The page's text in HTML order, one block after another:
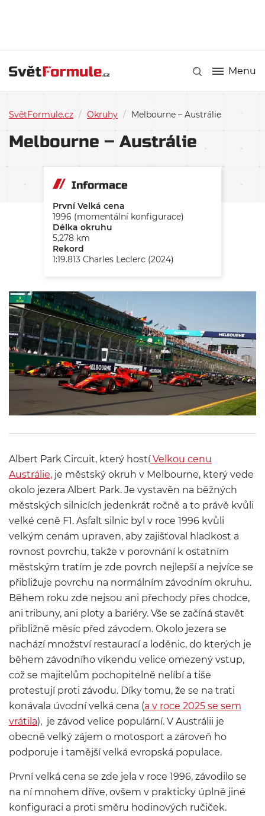
Menu
SvětFormule.cz / Okruhy / Melbourne – Austrálie
Melbourne – Austrálie
Albert Park Circuit, který hostíVelkou cenu
Austrálie, je městský okruh v Melbourne, který vede
okolo jezera Albert Park. Je vystavěn na běžných
městských silnicích jedenkrát ročně a to právě kvůli
velké ceně F1. Asfalt silnic byl v roce 1996 kvůli
velkým cenám upraven, aby zajišťoval hladkost a
rovnost povrchu, takže v porovnání k ostatním
městským tratím je zde povrch nejlepší a nejvíce se
přibližuje povrchu na normálním závodním okruhu.
Během roku zde nejsou ani přechody přes chodce,
ani tribuny, ani ploty a bariéry. Vše se začíná stavět
přibližně měsíc před závodem. Okolo jezera se
nachází množství restaurací a loděnic, do kterých je
během závodního víkendu velice omezený vstup,
což se majitelům pochopitelně nelíbí a tiše
protestují proti závodu. Díky tomu, že se na trati
konávala úvodní velká cena (a v roce 2025 se sem
vrátila), je závod velice populární. V Austrálii je
obecně velký zájem o motosport a zároveň ho
podporuje i tamější velká evropská populace.
První velká cena se zde jela v roce 1996, závodilo se
na ní mnohem dříve, ovšem v prakticky úplně jiné
konfiguraci a proti směru hodinových ručiček.
Informace
První Velká cena
1996 (momentální konfigurace)
Délka okruhu
5,278 km
Rekord
1:19.813 Charles Leclerc (2024)